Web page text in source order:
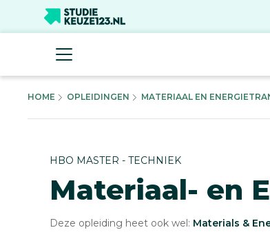
HOME OPLEIDINGEN MATERIAAL EN
HBO MASTER - TECHNIEK
Materiaal- en
Deze opleiding heet ook wel: Materials &